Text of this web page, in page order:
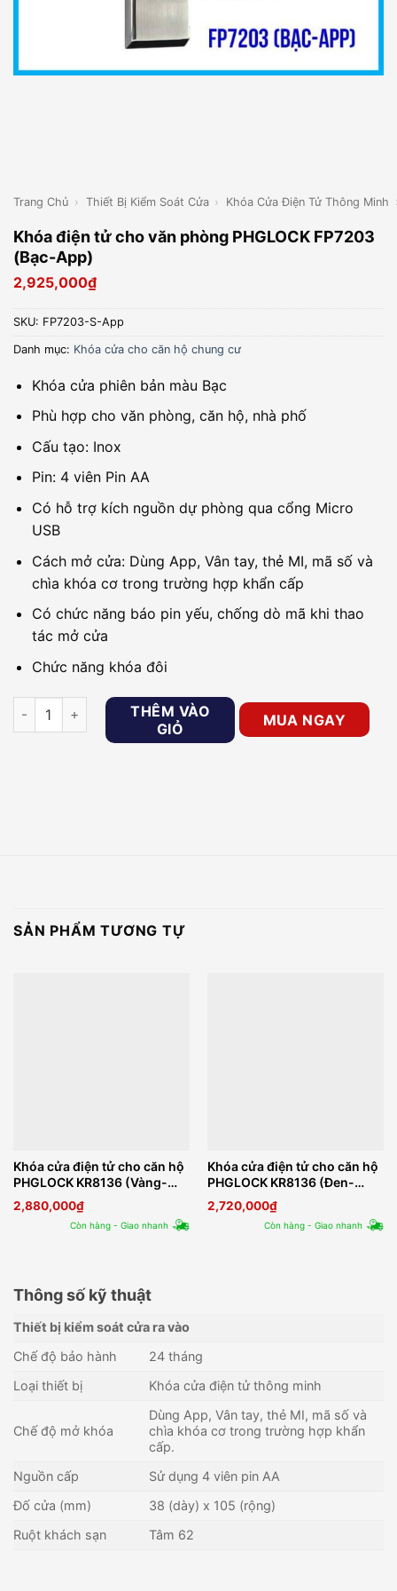
Trang Chủ › Thiết Bị Kiểm Soát Cửa › Khóa Cửa Điện Tử Thông Minh
Khóa điện tử cho văn phòng PHGLOCK FP7203
(Bạc-App)
2,925,000₫
SKU: FP7203-S-App
Danh mục: Khóa cửa cho căn hộ chung cư
Khóa cửa phiên bản màu Bạc
Phù hợp cho văn phòng, căn hộ, nhà phố
Cấu tạo: Inox
Pin: 4 viên Pin AA
Có hỗ trợ kích nguồn dự phòng qua cổng Micro
USB
Cách mở cửa: Dùng App, Vân tay, thẻ MI, mã số và
chìa khóa cơ trong trường hợp khẩn cấp
Có chức năng báo pin yếu, chống dò mã khi thao
tác mở cửa
Chức năng khóa đôi
Khóa điện tử cho văn phòng PHGLOCK FP7203 (Bạc-App) số
THÊM VÀO
GIỎ
MUA NGAY
SẢN PHẨM TƯƠNG TỰ
Khóa cửa điện tử cho căn hộ
PHGLOCK KR8136 (Vàng-
App)
2,880,000₫
Còn hàng - Giao nhanh
Khóa cửa điện tử cho căn hộ
PHGLOCK KR8136 (Đen-
App)
2,720,000₫
Còn hàng - Giao nhanh
Thông số kỹ thuật
Thiết bị kiểm soát cửa ra vào
Chế độ bảo hành
24 tháng
Loại thiết bị
Khóa cửa điện tử thông minh
Chế độ mở khóa
Dùng App, Vân tay, thẻ MI, mã số và
chìa khóa cơ trong trường hợp khẩn
cấp.
Nguồn cấp
Sử dụng 4 viên pin AA
Đố cửa (mm)
38 (dày) x 105 (rộng)
Ruột khách sạn
Tâm 62